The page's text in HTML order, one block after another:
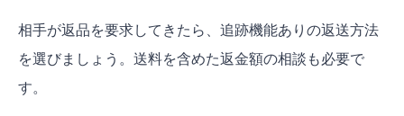
相手が返品を要求してきたら、追跡機能ありの返送方法
を選びましょう。送料を含めた返金額の相談も必要で
す。